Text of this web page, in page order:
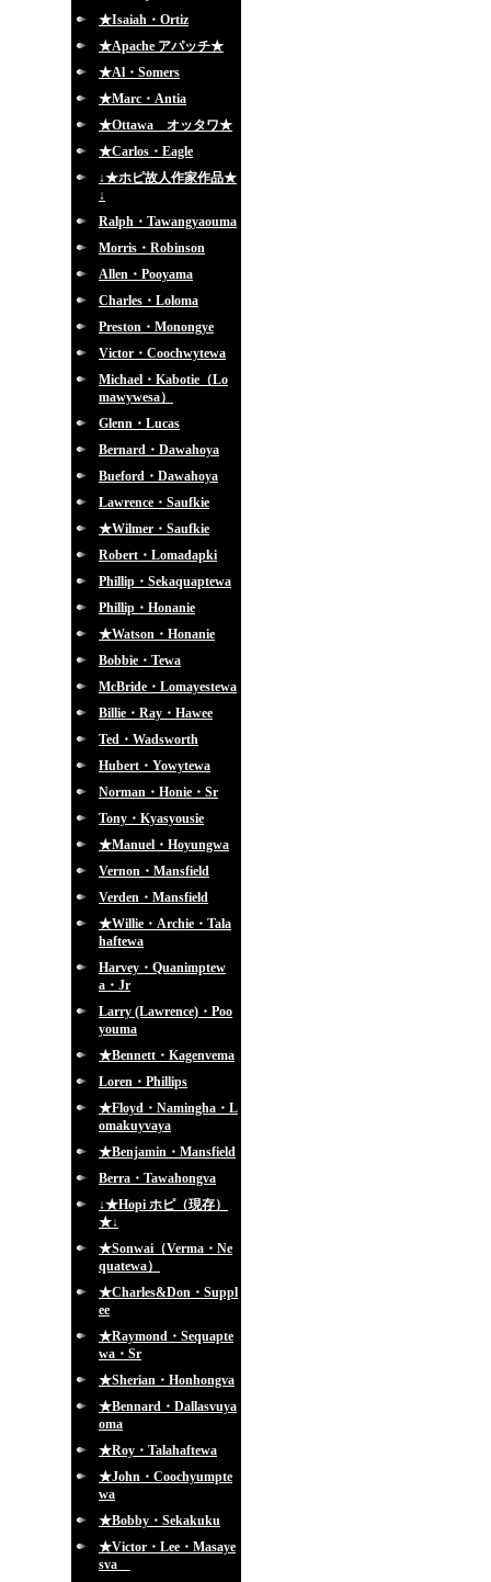
★Isaiah・Ortiz
★Apache アパッチ★
★Al・Somers
★Marc・Antia
★Ottawa オッタワ★
★Carlos・Eagle
↓★ホピ故人作家作品★
↓
Ralph・Tawangyaouma
Morris・Robinson
Allen・Pooyama
Charles・Loloma
Preston・Monongye
Victor・Coochwytewa
Michael・Kabotie（Lo
mawywesa）
Glenn・Lucas
Bernard・Dawahoya
Bueford・Dawahoya
Lawrence・Saufkie
★Wilmer・Saufkie
Robert・Lomadapki
Phillip・Sekaquaptewa
Phillip・Honanie
★Watson・Honanie
Bobbie・Tewa
McBride・Lomayestewa
Billie・Ray・Hawee
Ted・Wadsworth
Hubert・Yowytewa
Norman・Honie・Sr
Tony・Kyasyousie
★Manuel・Hoyungwa
Vernon・Mansfield
Verden・Mansfield
★Willie・Archie・Tala
haftewa
Harvey・Quanimptew
a・Jr
Larry (Lawrence)・Poo
youma
★Bennett・Kagenvema
Loren・Phillips
★Floyd・Namingha・L
omakuyvaya
★Benjamin・Mansfield
Berra・Tawahongva
↓★Hopi ホピ（現存）
★↓
★Sonwai（Verma・Ne
quatewa）
★Charles&Don・Suppl
ee
★Raymond・Sequapte
wa・Sr
★Sherian・Honhongva
★Bennard・Dallasvuya
oma
★Roy・Talahaftewa
★John・Coochyumpte
wa
★Bobby・Sekakuku
★Victor・Lee・Masaye
sva